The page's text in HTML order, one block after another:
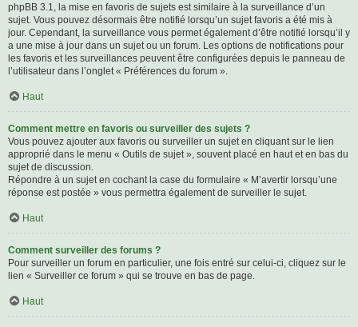
phpBB 3.1, la mise en favoris de sujets est similaire à la surveillance d’un
sujet. Vous pouvez désormais être notifié lorsqu’un sujet favoris a été mis à
jour. Cependant, la surveillance vous permet également d’être notifié lorsqu’il y
a une mise à jour dans un sujet ou un forum. Les options de notifications pour
les favoris et les surveillances peuvent être configurées depuis le panneau de
l’utilisateur dans l’onglet « Préférences du forum ».
Haut
Comment mettre en favoris ou surveiller des sujets ?
Vous pouvez ajouter aux favoris ou surveiller un sujet en cliquant sur le lien
approprié dans le menu « Outils de sujet », souvent placé en haut et en bas du
sujet de discussion.
Répondre à un sujet en cochant la case du formulaire « M’avertir lorsqu’une
réponse est postée » vous permettra également de surveiller le sujet.
Haut
Comment surveiller des forums ?
Pour surveiller un forum en particulier, une fois entré sur celui-ci, cliquez sur le
lien « Surveiller ce forum » qui se trouve en bas de page.
Haut